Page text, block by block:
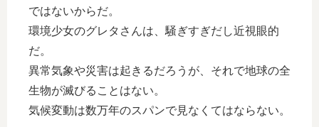
ではないからだ。
環境少女のグレタさんは、騒ぎすぎだし近視眼的
だ。
異常気象や災害は起きるだろうが、それで地球の全
生物が滅びることはない。
気候変動は数万年のスパンで見なくてはならない。